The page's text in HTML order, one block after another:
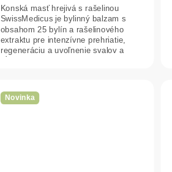
Konská masť hrejivá s rašelinou
SwissMedicus je bylinný balzam s
obsahom 25 bylín a rašelinového
extraktu pre intenzívne prehriatie,
regeneráciu a uvoľnenie svalov a
Novinka